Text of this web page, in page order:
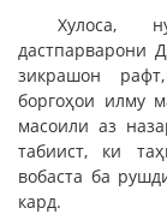
Хулоса,
дастпарварони
зикрашон
боргоҳои илму
масоили аз
табиист, ки
вобаста ба
кард.